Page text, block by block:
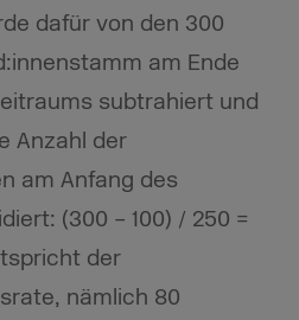
dafür von den 300
am Ende
subtrahiert und
Anzahl der
am Anfang des
(300 – 100) / 250 =
der
nämlich 80